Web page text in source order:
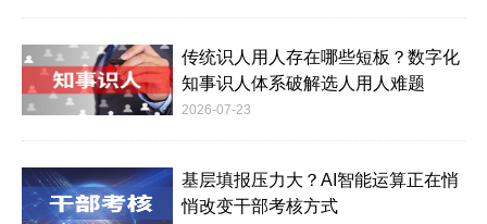
传统识人用人存在哪些短板？数字化
知事识人体系破解选人用人难题
2026-07-23
基层填报压力大？AI智能运算正在悄
悄改变干部考核方式